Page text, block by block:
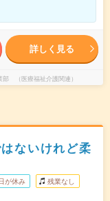
詳しく見る
（医療福祉介護関連）
ないけれど柔
が休み 残業なし